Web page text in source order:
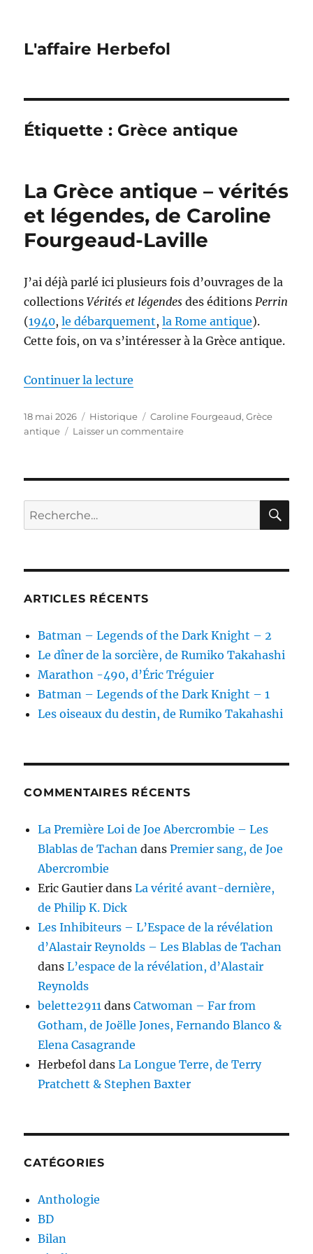
L'affaire Herbefol
Étiquette : Grèce antique
La Grèce antique – vérités
et légendes, de Caroline
Fourgeaud-Laville
J’ai déjà parlé ici plusieurs fois d’ouvrages de la
collectionsVérités et légendes des éditionsPerrin
(1940,le débarquement,la Rome antique).
Cette fois, on va s’intéresser à la Grèce antique.
Continuer la lecture
Publié
le
18 mai 2026 Catégories
Historique Étiquettes
Caroline Fourgeaud,Grèce
antique
Laisser un commentairesur
vérités
légendes,
Recherche
pour :
ARTICLES RÉCENTS
Batman – Legends of the Dark Knight – 2
Le dîner de la sorcière, de Rumiko Takahashi
Marathon -490, d’Éric Tréguier
Batman – Legends of the Dark Knight – 1
Les oiseaux du destin, de Rumiko Takahashi
COMMENTAIRES RÉCENTS
La Première Loi de Joe Abercrombie – Les
Blablas de Tachan dansPremier sang, de Joe
Abercrombie
Eric Gautier dansLa vérité avant-dernière,
de Philip K. Dick
Les Inhibiteurs – L’Espace de la révélation
d’Alastair Reynolds – Les Blablas de Tachan
dansL’espace de la révélation, d’Alastair
Reynolds
belette2911 dansCatwoman – Far from
Gotham, de Joëlle Jones, Fernando Blanco &
Elena Casagrande
Herbefol dansLa Longue Terre, de Terry
Pratchett & Stephen Baxter
CATÉGORIES
Anthologie
BD
Bilan